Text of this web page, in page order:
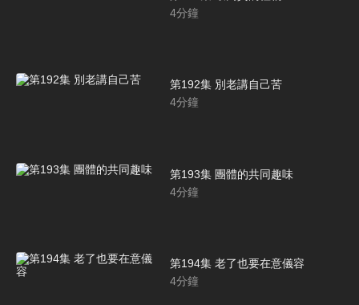
4分鐘
第192集 別老講自己苦
4分鐘
第193集 團體的共同趣味
4分鐘
第194集 老了也要在意儀容
4分鐘